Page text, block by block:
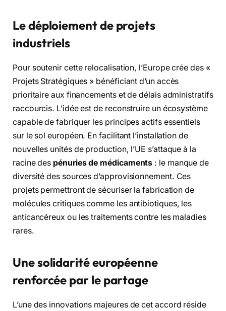
Le déploiement de projets
industriels
Pour soutenir cette relocalisation, l’Europe crée des «
Projets Stratégiques » bénéficiant d’un accès
prioritaire aux financements et de délais administratifs
raccourcis. L’idée est de reconstruire un écosystème
capable de fabriquer les principes actifs essentiels
sur le sol européen. En facilitant l’installation de
nouvelles unités de production, l’UE s’attaque à la
racine des pénuries de médicaments : le manque de
diversité des sources d’approvisionnement. Ces
projets permettront de sécuriser la fabrication de
molécules critiques comme les antibiotiques, les
anticancéreux ou les traitements contre les maladies
rares.
Une solidarité européenne
renforcée par le partage
L’une des innovations majeures de cet accord réside